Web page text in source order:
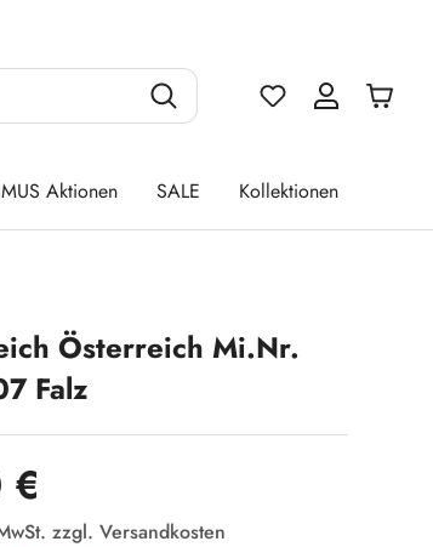
Du hast 0
Aktionen SALE Kollektionen
Österreich Mi.Nr.
Falz
€
zzgl. Versandkosten